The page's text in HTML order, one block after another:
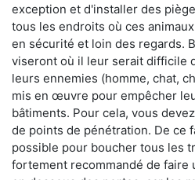
exception et d'installer des
tous les endroits où ces
en sécurité et loin des regards.
viseront où il leur serait difficile
leurs ennemies (homme, chat,
mis en œuvre pour empêcher
bâtiments. Pour cela, vous
de points de pénétration. De ce
possible pour boucher tous les
fortement recommandé de faire